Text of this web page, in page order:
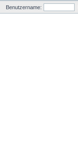
Benutzername: